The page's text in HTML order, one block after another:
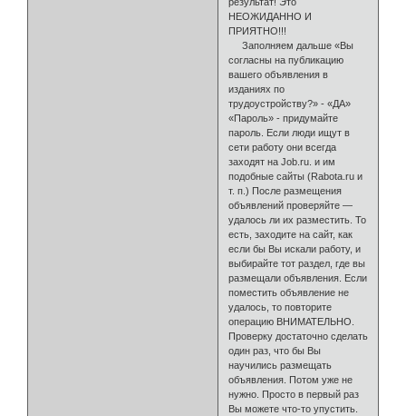
НЕОЖИДАННО И
ПРИЯТНО!!!
Заполняем дальше «Вы
согласны на публикацию
вашего объ­явления в
изданиях по
трудоустройству?» - «ДА»
«Пароль» - придумайте
пароль. Если люди ищут в
сети работу они всегда
заходят на Job.ru. и им
подобные сайты (Rabota.ru и
т. п.) После размещения
объявлений прове­ряйте —
удалось ли их разместить. То
есть, заходите на сайт, как
если бы Вы искали работу, и
выбирайте тот раздел, где вы
размещали объявления. Если
поместить объявление не
удалось, то повторите
операцию ВНИМА­ТЕЛЬНО.
Проверку достаточно сделать
один раз, что бы Вы
научились раз­мещать
объявления. Потом уже не
нужно. Просто в первый раз
Вы можете что-то упустить.